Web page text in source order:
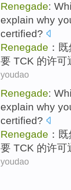
Renegade:
explain why
certified?
Renegade ：
要 TCK 的许可
youdao
Renegade:
explain why
certified?
Renegade ：
要 TCK 的许可
youdao